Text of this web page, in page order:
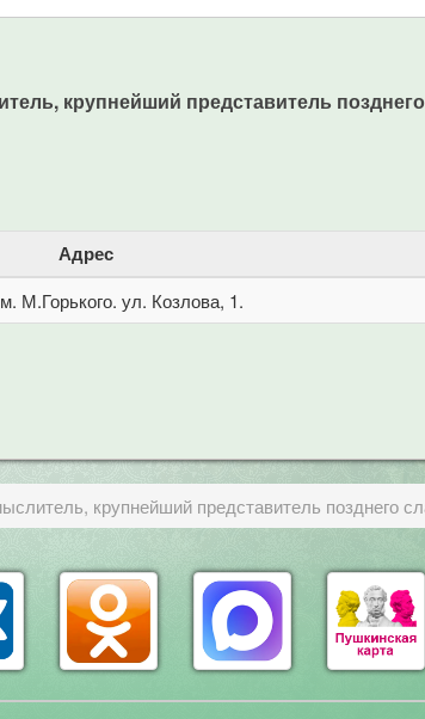
крупнейший представитель
Адрес
М.Горького. ул. Козлова, 1.
крупнейший представитель позднего